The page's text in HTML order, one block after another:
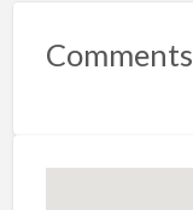
Comments